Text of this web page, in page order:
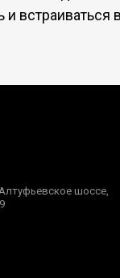
встраиваться
шоссе,